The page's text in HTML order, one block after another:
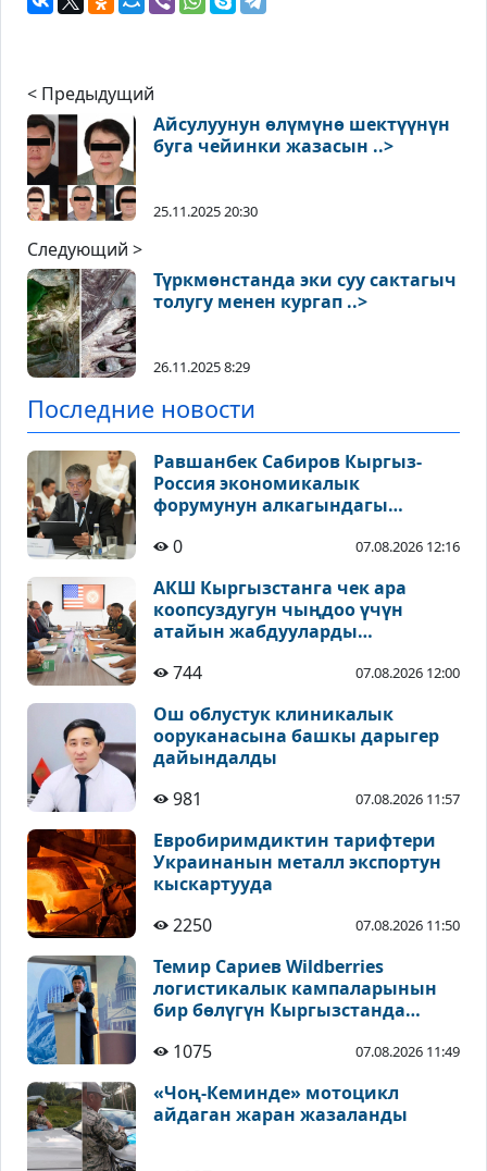
< Предыдущий
Айсулуунун өлүмүнө шектүүнүн
буга чейинки жазасын ..>
25.11.2025 20:30
Следующий >
Түркмөнстанда эки суу сактагыч
толугу менен кургап ..>
26.11.2025 8:29
Последние новости
Равшанбек Сабиров Кыргыз-
Россия экономикалык
форумунун алкагындагы
0
07.08.2026 12:16
АКШ Кыргызстанга чек ара
коопсуздугун чыңдоо үчүн
атайын жабдууларды
744
07.08.2026 12:00
Ош облустук клиникалык
ооруканасына башкы дарыгер
дайындалды
981
07.08.2026 11:57
Евробиримдиктин тарифтери
Украинанын металл экспортун
кыскартууда
2250
07.08.2026 11:50
Темир Сариев Wildberries
логистикалык кампаларынын
бир бөлүгүн Кыргызстанда
1075
07.08.2026 11:49
«Чоң-Кеминде» мотоцикл
айдаган жаран жазаланды